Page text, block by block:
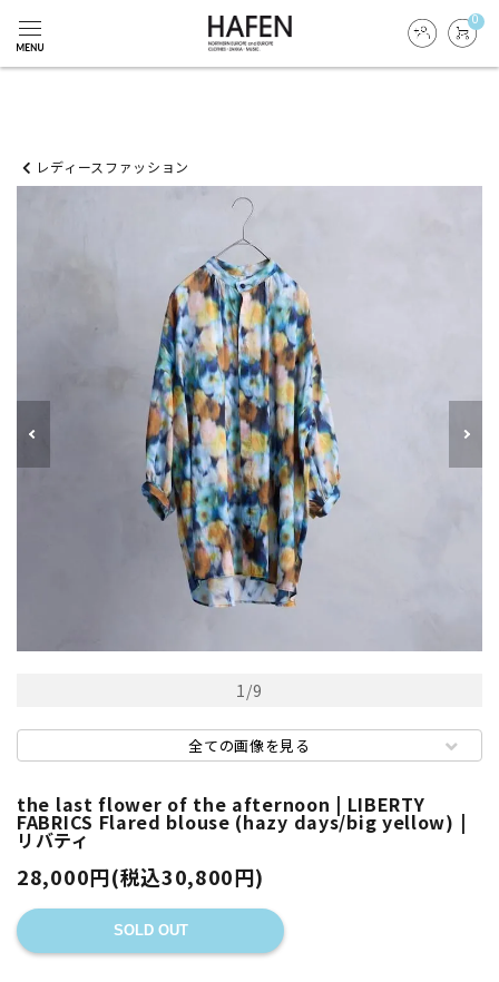
0
レディースファッション
1/9
全ての画像を見る
the last flower of the afternoon | LIBERTY
FABRICS Flared blouse (hazy days/big yellow) |
リバティ
28,000円(税込30,800円)
SOLD OUT